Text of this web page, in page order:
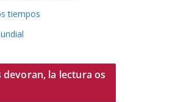
tiempos
devoran, la lectura os